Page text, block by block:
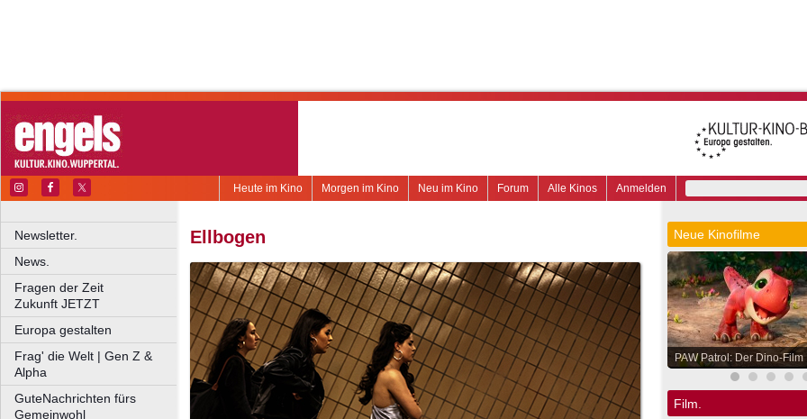
Anmelden
Alle Kinos
Forum
Neu im Kino
Morgen im Kino
Heute im Kino
Newsletter.
News.
Fragen der Zeit
Zukunft JETZT
Europa gestalten
Frag' die Welt | Gen Z &
Alpha
GuteNachrichten fürs
Gemeinwohl
Ellbogen Neue Kinofilme
PAW Patrol: Der Dino-Film
Film.